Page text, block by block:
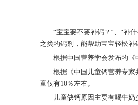
“宝宝要不要补钙？”、“补
之类的钙剂，能帮助宝宝轻松补
根据中国营养学会发布的《
根据 《中国儿童钙营养专家
童仅有10％左右。
儿童缺钙原因主要有喝牛奶